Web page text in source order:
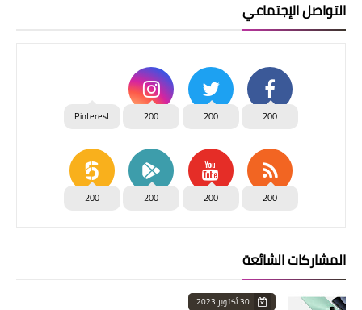
التواصل الإجتماعي
200
200
200
Pinterest
200
200
200
200
المشاركات الشائعة
30 أكتوبر 2023